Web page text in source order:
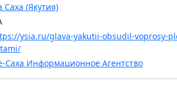
Саха (Якутия)
ysia.ru/glava-yakutii-obsudil-voprosy-
Саха Информационное Агентство